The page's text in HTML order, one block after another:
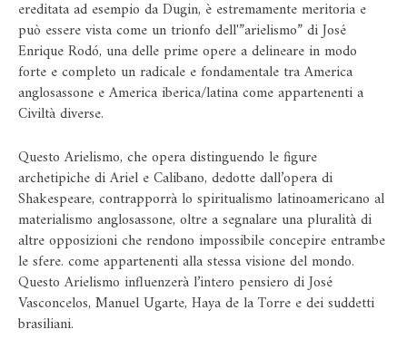
ereditata ad esempio da Dugin, è estremamente meritoria e
può essere vista come un trionfo dell'”arielismo” di José
Enrique Rodó, una delle prime opere a delineare in modo
forte e completo un radicale e fondamentale tra America
anglosassone e America iberica/latina come appartenenti a
Civiltà diverse.
Questo Arielismo, che opera distinguendo le figure
archetipiche di Ariel e Calibano, dedotte dall’opera di
Shakespeare, contrapporrà lo spiritualismo latinoamericano al
materialismo anglosassone, oltre a segnalare una pluralità di
altre opposizioni che rendono impossibile concepire entrambe
le sfere. come appartenenti alla stessa visione del mondo.
Questo Arielismo influenzerà l’intero pensiero di José
Vasconcelos, Manuel Ugarte, Haya de la Torre e dei suddetti
brasiliani.